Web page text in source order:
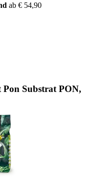
ab € 54,90
Substrat PON,